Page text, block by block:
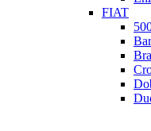
FIAT